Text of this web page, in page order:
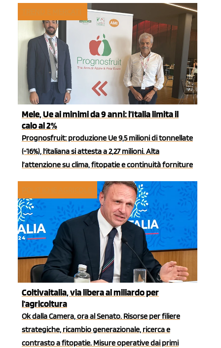
Mele, Ue ai minimi da 9 anni: l’Italia limita il
calo al 2%
Prognosfruit: produzione Ue 9,5 milioni di tonnellate
(-16%), l'italiana si attesta a 2,27 milioni. Alta
l’attenzione su clima, fitopatie e continuità forniture
Coltivaitalia, via libera al miliardo per
l'agricoltura
Ok dalla Camera, ora al Senato. Risorse per filiere
strategiche, ricambio generazionale, ricerca e
contrasto a fitopatie. Misure operative dai primi